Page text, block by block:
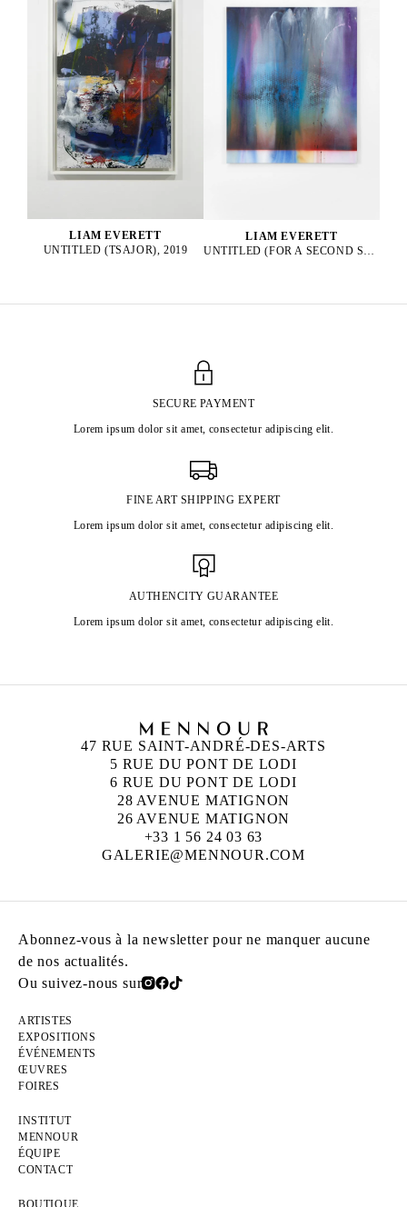
LIAM EVERETT
UNTITLED (TSAJOR), 2019
LIAM EVERETT
SECURE PAYMENT
Lorem ipsum dolor sit amet, consectetur adipiscing elit.
FINE ART SHIPPING EXPERT
Lorem ipsum dolor sit amet, consectetur adipiscing elit.
AUTHENCITY GUARANTEE
Lorem ipsum dolor sit amet, consectetur adipiscing elit.
47 RUE SAINT-ANDRÉ-DES-ARTS
5 RUE DU PONT DE LODI
6 RUE DU PONT DE LODI
28 AVENUE MATIGNON
26 AVENUE MATIGNON
+33 1 56 24 03 63
GALERIE@MENNOUR.COM
Abonnez-vous à la newsletter pour ne manquer aucune
de nos actualités.
Ou suivez-nous sur
ARTISTES
EXPOSITIONS
ÉVÉNEMENTS
ŒUVRES
FOIRES
INSTITUT
MENNOUR
ÉQUIPE
CONTACT
BOUTIQUE